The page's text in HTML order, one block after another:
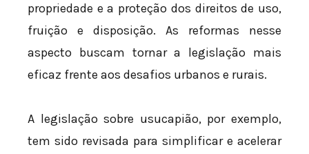
propriedade e a proteção dos direitos de uso,
fruição e disposição. As reformas nesse
aspecto buscam tornar a legislação mais
eficaz frente aos desafios urbanos e rurais.
A legislação sobre usucapião, por exemplo,
tem sido revisada para simplificar e acelerar